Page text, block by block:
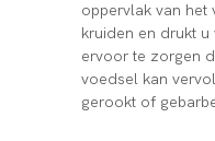
oppervlak van het
kruiden en drukt u
ervoor te zorgen
voedsel kan
gerookt of